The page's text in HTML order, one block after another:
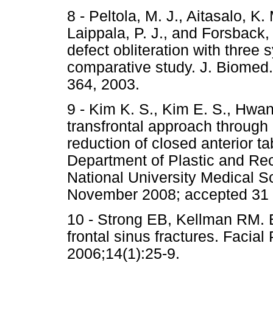
8 - Peltola, M. J., Aitasalo, K.
Laippala, P. J., and
defect obliteration with three
comparative study. J.
364, 2003.
9 - Kim K. S., Kim E. S.,
transfrontal approach
reduction of closed anterior
Department of Plastic and
National University Medical
November 2008; accepted
10 - Strong EB, Kellman RM.
frontal sinus fractures. Facial
2006;14(1):25-9.